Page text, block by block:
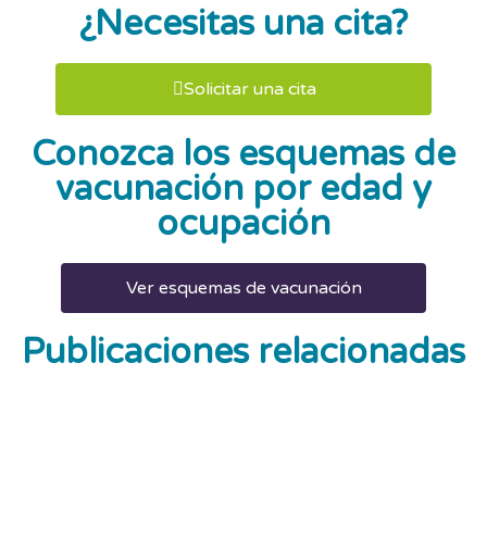
¿Necesitas una cita?
Solicitar una cita
Conozca los esquemas de
vacunación por edad y
ocupación
Ver esquemas de vacunación
Publicaciones relacionadas